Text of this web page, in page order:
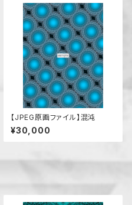
【JPEG原画ファイル】混沌
¥30,000